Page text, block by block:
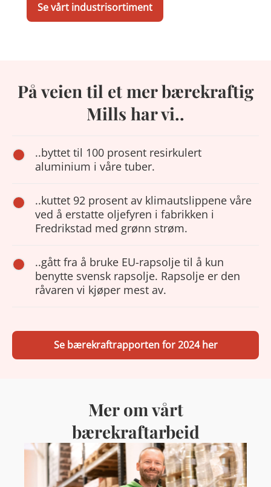
Se vårt industrisortiment
På veien til et mer bærekraftig
Mills har vi..
..byttet til 100 prosent resirkulert
aluminium i våre tuber.
..kuttet 92 prosent av klimautslippene våre
ved å erstatte oljefyren i fabrikken i
Fredrikstad med grønn strøm.
..gått fra å bruke EU-rapsolje til å kun
benytte svensk rapsolje. Rapsolje er den
råvaren vi kjøper mest av.
Se bærekraftrapporten for 2024 her
Mer om vårt
bærekraftarbeid